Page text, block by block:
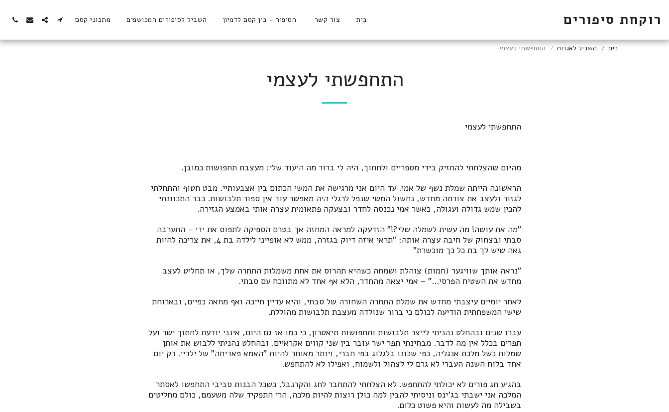
רוקחת סיפורים בית צור קשר הסיפור - בין קסם לדמיון השביל לסיפורים המכושפים מתכוני קסם
בית השביל לאגדות התחפשתי לעצמי
התחפשתי לעצמי
התחפשתי לעצמי
מהיום שהצלחתי להחזיק בידי מספריים ולחתוך, היה לי ברור מה היעוד שלי: מעצבת תחפושות כמובן.
הראשונה הייתה שמלת נשף של אמי. עד היום אני מרגישה את המשי הכתום בין אצבעותיי. מבט חטוף והתחלתי
לגזור ולעצב את צורתה מחדש, נחשול המשי שנפל לרגלי היה מאפשר עוד אין ספור תלבושות. כבר התכוונתי
להכין שמש גדולה ועגולה, כאשר אמי נכנסה לחדר ובצעקה פתאומית עצרה אותי באמצע הגזירה.
"מה את עושה! מה עשית לשמלה שלי?!" הזדעקה למראה המחזה אך בטרם הספיקה לתפוס את ידי - התערבה
סבתי ובצחוק של חיבה עצרה אותה: "תראי איזה דיוק בגזרה, ממש לא אופייני לילדה בת 4, את צריכה להיות
גאה שיש לך בת כל כך מוכשרת"
"נראה אותך שוויגער (חמות) צוהלת ושמחה כשהיא תהרוס את אחת משמלות התחרה שלך, או תחליט לעצב
מחדש את השטיח הפרסי..." – אמי יצאה מהחדר, הלא אף אחד לא מתווכח עם סבתי.
לאחר יומיים עיצבתי מחדש את שמלת התחרה השחורה של סבתי, והיא עדיין חייכה ואף מחאה כפיים, ובארוחת
שישי המשפחתית הודיעה לכולם כי ברור שנולדה מעצבת תלבושות מהוללת.
עברו שנים ובהחלט נהניתי לייצר תלבושות ותחפושות תיאטרון, כי כמו אז גם היום, אינני יודעת לחתוך ישר ועל
תפרים בכלל אין מה לדבר. מבחינתי תפר ישר עובר בין שני קווים אקראיים. ובהחלט נהניתי ללבוש את אותן
שמלות כשל מלכת אנגליה, כפי שכונו בלגלוג בפי חברי, ויותר מאוחר להיות "האמא פאדיחה" של ילדיי. רק יום
אחד בלוח השנה העברי לא גרם לי לצהול ולשמוח, ואפילו לא להתחפש.
בהגיע חג פורים לא יכולתי להתחפש. לא הצלחתי להתחבר לחג והקרנבל, כשכל הבנות סביבי התחפשו לאסתר
המלכה אני ישבתי בג'ינס וניסיתי להבין למה כולן רוצות להיות מלכה, הרי התפקיד שלה משעמם, כולם מחליטים
בשבילה מה לעשות והיא פשוט כלום.